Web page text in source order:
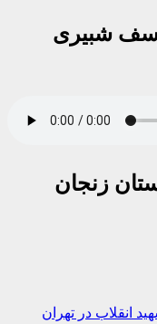
شبیری
زنجان
انقلاب در تهران